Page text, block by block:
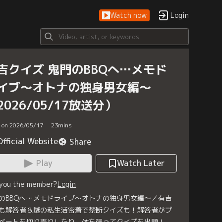
Watch now Login
クイズ 鬼門のBBQへ…メモド
ブ～オトナの独身男女編～
05/17放送分）
on 2026/05/17 23mins
Website
Share
Play
Watch Later
the member?Login
BBQへ…メモドライブ～オトナの独身男女編～／有吉
解答者＆謎の私生活密着で禁断クイズも！解答者がプ